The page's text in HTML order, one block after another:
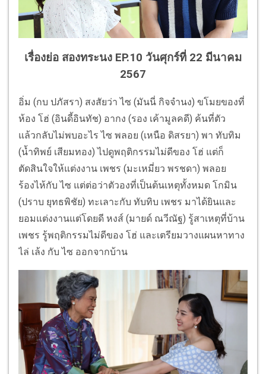
เรื่องย่อ สองทระนง EP.10 วันศุกร์ที่ 22 มีนาคม
2567
อิ่ม (กบ ปภัสรา) สงสัยว่า ไซ (มันนี่ กิจจำนง) ขโมยของที่
ห้อง โฮ่ (อินดี้อินทัช) อากง (รอง เค้ามูลคดี) ค้นที่ตัว
แล้วกลับไม่พบอะไร ไซ พลอย (เหนือ ดิสรยา) พา ทับทิม
(น้ำทิพย์ เสียมทอง) ไปดูพฤติกรรมไม่ดีของ โฮ่ แต่ก็
ตัดสินใจให้แต่งงาน เพชร (มะเหมี่ยว พรชดา) พลอย
ร้องไห้กับ ไซ แต่ต่อว่าตัวองที่เป็นต้นเหตุทั้งหมด โกมิน
(ปราบ ยุทธพิชัย) ทะเลาะกับ ทับทิบ เพชร มาได้ยินและ
ยอมแต่งงานแต่โดยดี หงส์ (มายด์ ณวีณัฐ) รู้สาเหตุที่บ้าน
เพชร รู้พฤติกรรมไม่ดีของ โฮ่ และเตรียมวางแผนหาทาง
ไล่ เล้ง กับ ไซ ออกจากบ้าน